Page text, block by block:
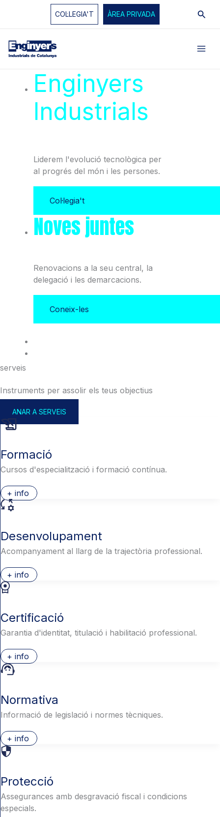
COL·LEGIA'T ÀREA PRIVADA
Enginyers
Industrials
Liderem l'evolució tecnològica per
al progrés del món i les persones.
Col·legia't
Noves juntes
Renovacions a la seu central, la
delegació i les demarcacions.
Coneix-les
serveis
Instruments per assolir els teus objectius
ANAR A SERVEIS
Formació
Cursos d'especialització i formació contínua.
+ info
Desenvolupament
Acompanyament al llarg de la trajectòria professional.
+ info
Certificació
Garantia d'identitat, titulació i habilitació professional.
+ info
Normativa
Informació de legislació i normes tècniques.
+ info
Protecció
Assegurances amb desgravació fiscal i condicions
especials.